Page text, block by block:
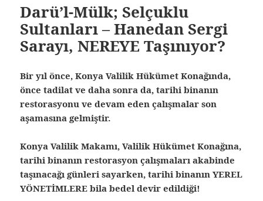
Darü’l-Mülk; Selçuklu
Sultanları – Hanedan Sergi
Sarayı, NEREYE Taşınıyor?
Bir yıl önce, Konya Valilik Hükümet Konağında,
önce tadilat ve daha sonra da, tarihi binanın
restorasyonu ve devam eden çalışmalar son
aşamasına gelmiştir.
Konya Valilik Makamı, Valilik Hükümet Konağına,
tarihi binanın restorasyon çalışmaları akabinde
taşınacağı günleri sayarken, tarihi binanın YEREL
YÖNETİMLERE bila bedel devir edildiği!